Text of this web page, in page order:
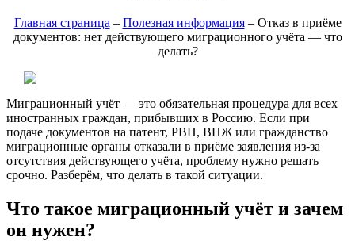
Главная страница – Полезная информация– Отказ в приёме
документов: нет действующего миграционного учёта — что
делать?
Миграционный учёт — это обязательная процедура для всех
иностранных граждан, прибывших в Россию. Если при
подаче документов на патент, РВП, ВНЖ или гражданство
миграционные органы отказали в приёме заявления из-за
отсутствия действующего учёта, проблему нужно решать
срочно. Разберём, что делать в такой ситуации.
Что такое миграционный учёт и зачем
он нужен?